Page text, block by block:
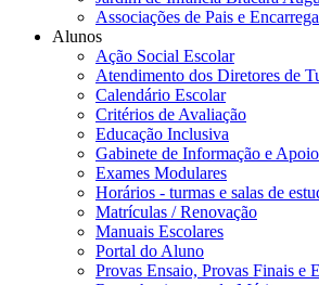
Associações de Pais e
Alunos
Ação Social Escolar
Atendimento dos Diretores de
Calendário Escolar
Critérios de Avaliação
Educação Inclusiva
Gabinete de Informação e
Exames Modulares
Horários - turmas e salas de
Matrículas / Renovação
Manuais Escolares
Portal do Aluno
Provas Ensaio, Provas Finais e